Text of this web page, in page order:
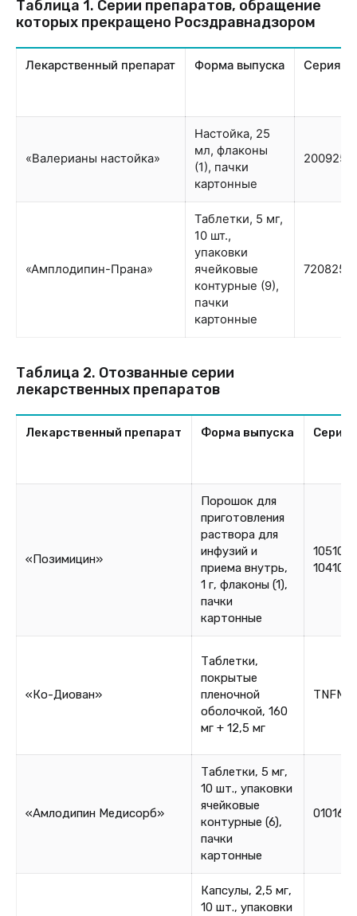
Таблица 1. Серии препаратов, обращение
которых прекращено Росздравнадзором
Лекарственный препарат Форма выпуска Серия
«Валерианы настойка»
Настойка, 25
мл, флаконы
(1), пачки
картонные
200925
«Амплодипин-Прана»
Таблетки, 5 мг,
10 шт.,
упаковки
ячейковые
контурные (9),
пачки
картонные
720825
Таблица 2. Отозванные серии
лекарственных препаратов
Лекарственный препарат Форма выпуска Серия
«Позимицин»
Порошок для
приготовления
раствора для
инфузий и
приема внутрь,
1 г, флаконы (1),
пачки
картонные
«Ко-Диован»
Таблетки,
покрытые
пленочной
оболочкой, 160
мг + 12,5 мг
TNFM7
«Амлодипин Медисорб»
Таблетки, 5 мг,
10 шт., упаковки
ячейковые
контурные (6),
пачки
картонные
Капсулы, 2,5 мг,
10 шт., упаковки